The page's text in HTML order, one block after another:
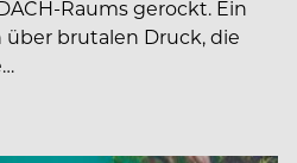
Raums gerockt. Ein
über brutalen Druck, die